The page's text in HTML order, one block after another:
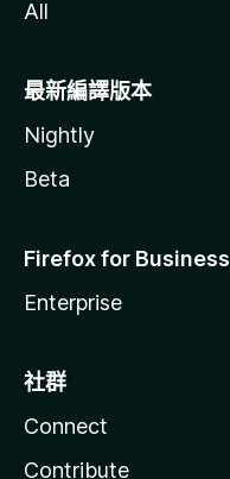
All
最新編譯版本
Nightly
Beta
Firefox for Business
Enterprise
社群
Connect
Contribute